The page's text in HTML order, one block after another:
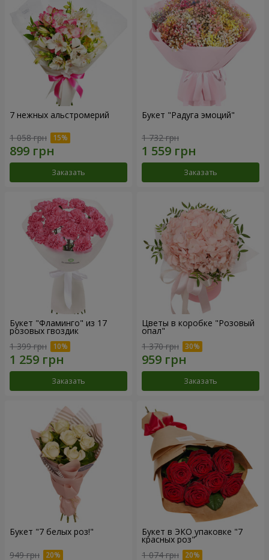
7 нежных альстромерий
1 058 грн
Заказать
Букет "Радуга эмоций"
1 732 грн
Заказать
Букет "Фламинго" из 17
розовых гвоздик
1 399 грн
Заказать
Цветы в коробке "Розовый
опал"
1 370 грн
Заказать
Букет "7 белых роз!"
949 грн
Букет в ЭКО упаковке "7
красных роз"
1 074 грн